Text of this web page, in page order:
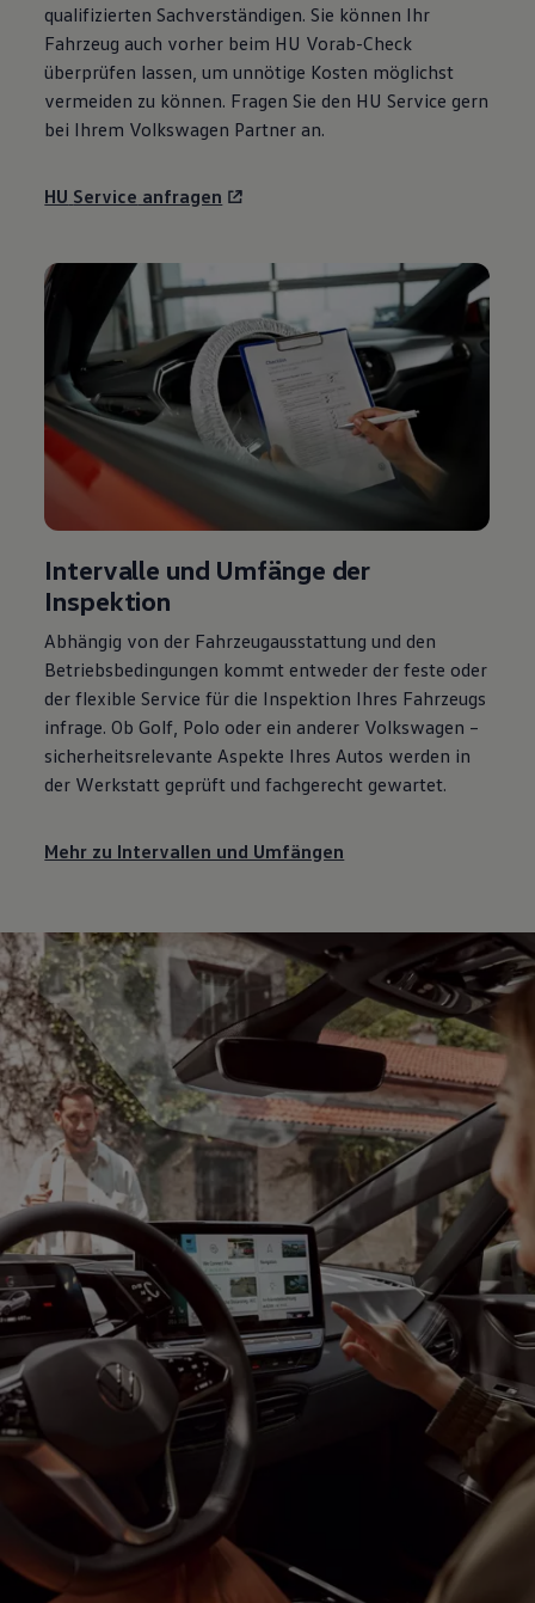
qualifizierten Sachverständigen. Sie können Ihr
Fahrzeug auch vorher beim HU Vorab-Check
überprüfen lassen, um unnötige Kosten möglichst
vermeiden zu können. Fragen Sie den HU Service gern
bei Ihrem Volkswagen Partner an.
HU Service anfragen
Intervalle und Umfänge der
Inspektion
Abhängig von der Fahrzeugausstattung und den
Betriebsbedingungen kommt entweder der feste oder
der flexible Service für die Inspektion Ihres Fahrzeugs
infrage. Ob Golf Polo oder ein anderer Volkswagen –
sicherheitsrelevante Aspekte Ihres Autos werden in
der Werkstatt geprüft und fachgerecht gewartet.
Mehr zu Intervallen und Umfängen